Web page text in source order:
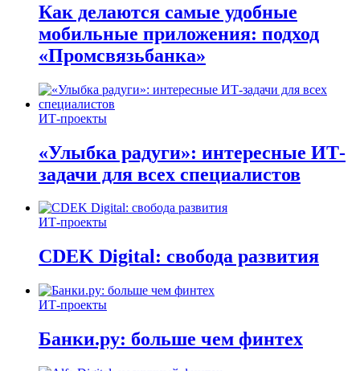
Как делаются самые удобные
мобильные приложения: подход
«Промсвязьбанка»
ИТ-проекты
«Улыбка радуги»: интересные ИТ-
задачи для всех специалистов
ИТ-проекты
CDEK Digital: свобода развития
ИТ-проекты
Банки.ру: больше чем финтех